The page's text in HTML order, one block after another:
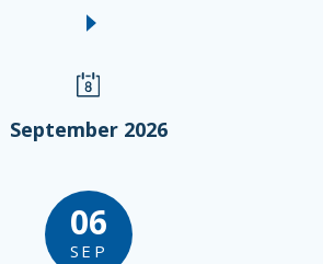
September 2026
06
SEP